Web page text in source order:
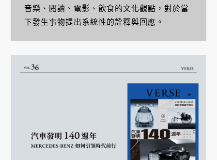
音樂、閱讀、電影、飲食的文化觀點，對於當
下發生事物提出系統性的詮釋與回應。